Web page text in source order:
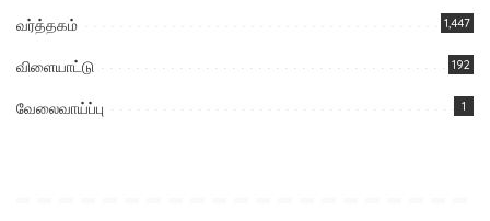
வர்த்தகம் 1,447
விளையாட்டு 192
வேலைவாய்ப்பு 1